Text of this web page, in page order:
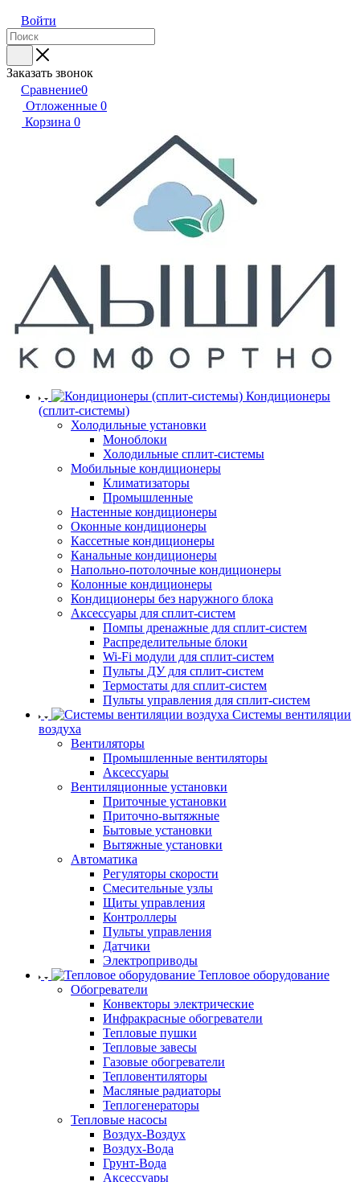
Войти
Заказать звонок
Сравнение0
Отложенные 0
Корзина 0
Кондиционеры
(сплит-системы)
Холодильные установки
Моноблоки
Холодильные сплит-системы
Мобильные кондиционеры
Климатизаторы
Промышленные
Настенные кондиционеры
Оконные кондиционеры
Кассетные кондиционеры
Канальные кондиционеры
Напольно-потолочные кондиционеры
Колонные кондиционеры
Кондиционеры без наружного блока
Аксессуары для сплит-систем
Помпы дренажные для сплит-систем
Распределительные блоки
Wi-Fi модули для сплит-систем
Пульты ДУ для сплит-систем
Термостаты для сплит-систем
Пульты управления для сплит-систем
Системы вентиляции
воздуха
Вентиляторы
Промышленные вентиляторы
Аксессуары
Вентиляционные установки
Приточные установки
Приточно-вытяжные
Бытовые установки
Вытяжные установки
Автоматика
Регуляторы скорости
Смесительные узлы
Щиты управления
Контроллеры
Пульты управления
Датчики
Электроприводы
Тепловое оборудование
Обогреватели
Конвекторы электрические
Инфракрасные обогреватели
Тепловые пушки
Тепловые завесы
Газовые обогреватели
Тепловентиляторы
Масляные радиаторы
Теплогенераторы
Тепловые насосы
Воздух-Воздух
Воздух-Вода
Грунт-Вода
Аксессуары